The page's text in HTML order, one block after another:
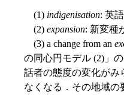
(1) indigenisation: 英
(2) expansion: 新変種
(3) a change from an
の同心円モデル (2)」
話者の態度の変化がみ
なくなる．その地域